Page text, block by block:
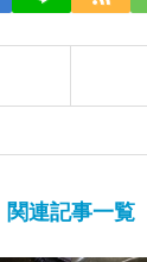
関連記事一覧